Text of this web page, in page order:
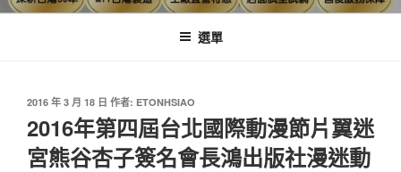
選單
2016 年 3 月 18 日 作者: ETONHSIAO
2016年第四屆台北國際動漫節片翼迷
宮熊谷杏子簽名會長鴻出版社漫迷動